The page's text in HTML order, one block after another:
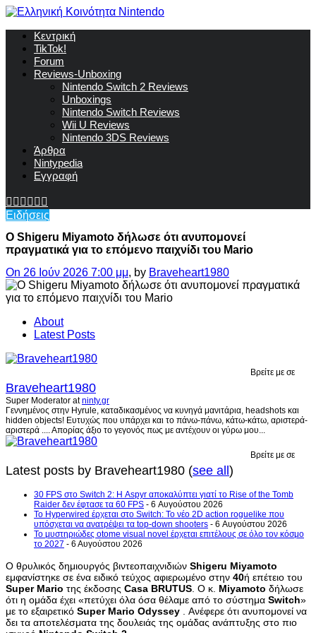
Κεντρική
TikTok!
Forum
Reviews-Unboxing
Nintendo Switch 2 Reviews
Unboxings
Nintendo Switch Reviews
Wii U Reviews
Nintendo 3DS Reviews
Άρθρα
Nintypedia
Εγγραφή
Ειδήσεις
O Shigeru Miyamoto δήλωσε ότι ανυπομονεί
πραγματικά για το επόμενο παιχνίδι του Mario
On 26 Ιούν 2026 7:00 μμ, by Braveheart1980
About
Latest Posts
Βρείτε με σε
Braveheart1980
Super Moderator atninty.gr
Γεννημένος στην Hyrule, καταδικασμένος να κυνηγά μανιτάρια, headshots και
hidden objects! Ευτυχώς που υπάρχει και το πάνω-πάνω, κάτω-κάτω, αριστερά-
αριστερά .... Απορίας άξιο το γεγονός πως με αντέχουν οι γύρω μου...
Βρείτε με σε
Latest posts by Braveheart1980 (see all)
30 FPS στο Switch 2: Η Aspyr αποκαλύπτει γιατί το Rise of the Tomb
Raider δεν έφτασε τα 60 FPS - 6 Αυγούστου 2026
Το Hyperwired έρχεται στο Switch: Το νέο 2D action roguelike που
υπόσχεται να ανατρέψει τα top-down shooters - 6 Αυγούστου 2026
Το μυστηριώδες otome visual novel έρχεται επιτέλους σε όλο τον κόσμο
το 2027 - 6 Αυγούστου 2026
Ο θρυλικός δημιουργός βιντεοπαιχνιδιών Shigeru Miyamoto
εμφανίστηκε σε ένα ειδικό τεύχος αφιερωμένο στην 40ή επέτειο του
Super Mario της έκδοσης Casa BRUTUS . Ο κ. Miyamoto δήλωσε
ότι η ομάδα έχει «πετύχει όλα όσα θέλαμε από το σύστημα Switch»
με το εξαιρετικό Super Mario Odyssey . Ανέφερε ότι ανυπομονεί να
δει τα αποτελέσματα της δουλειάς της ομάδας ανάπτυξης στο πιο